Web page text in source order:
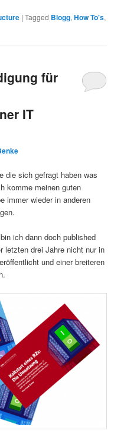
|Tagged Blogg,How To's,
für
IT
die sich gefragt haben was
komme meinen guten
immer wieder in anderen
ich dann doch published
letzten drei Jahre nicht nur in
und einer breiteren